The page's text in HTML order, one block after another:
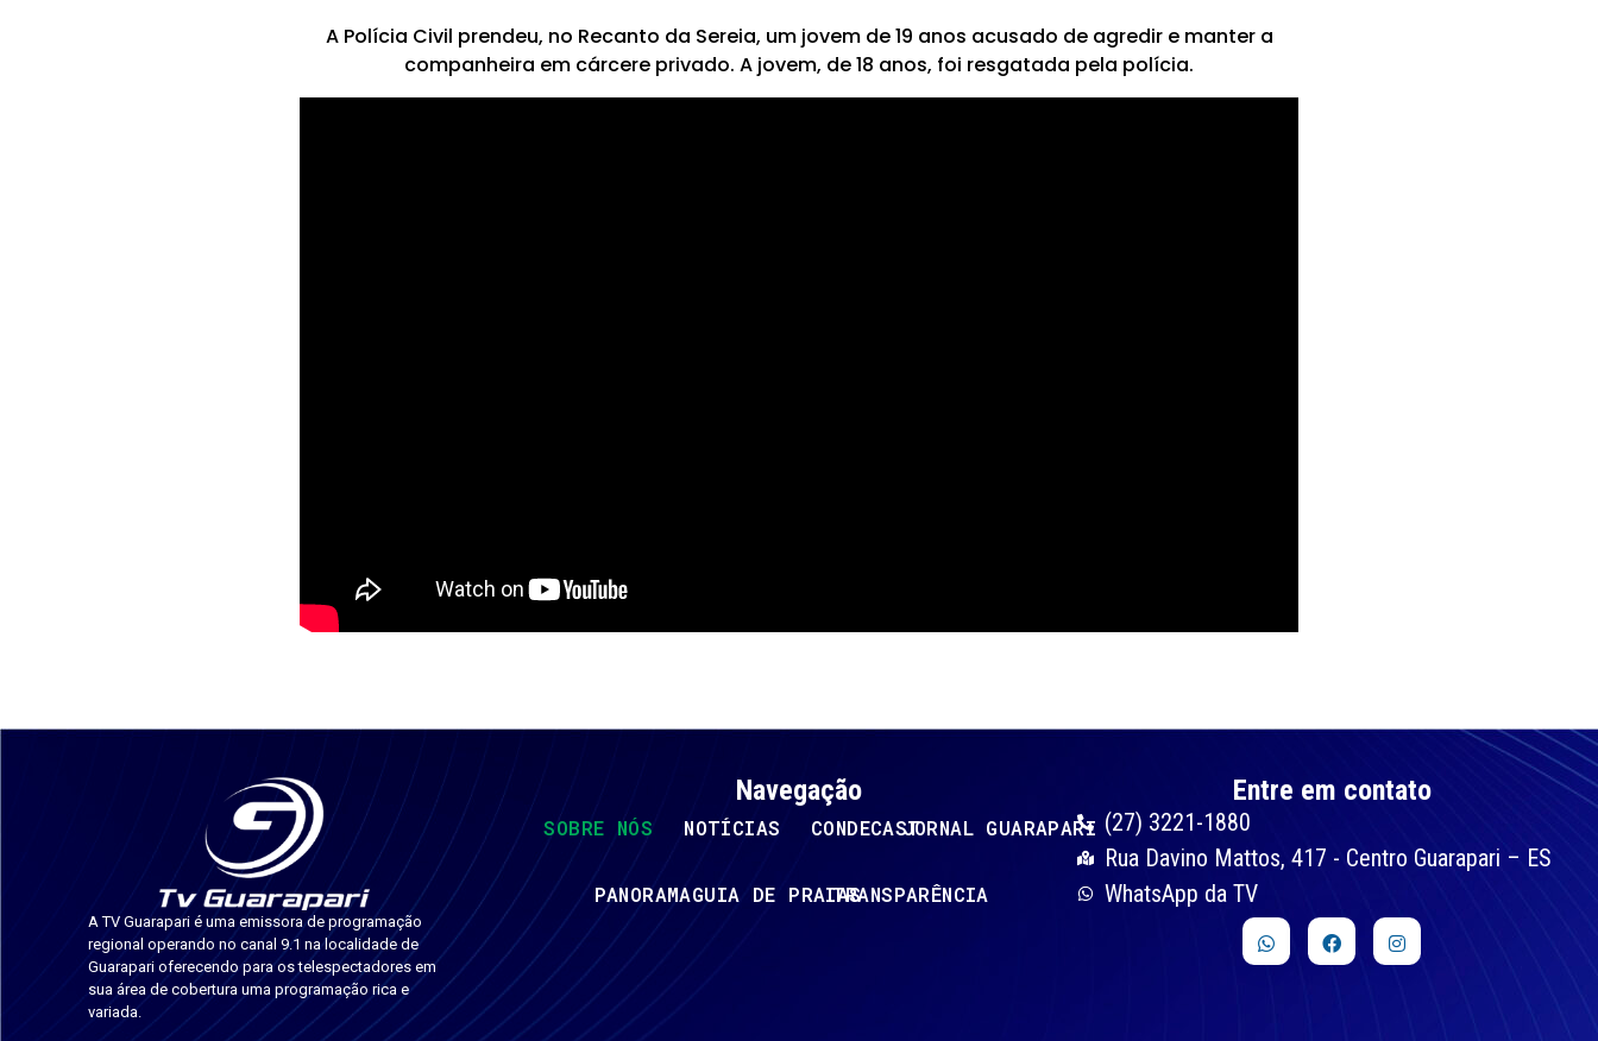
A Polícia Civil prendeu, no Recanto da Sereia, um jovem de 19 anos acusado de agredir e manter a
companheira em cárcere privado. A jovem, de 18 anos, foi resgatada pela polícia.
A TV Guarapari é uma emissora de programação
regional operando no canal 9.1 na localidade de
Guarapari oferecendo para os telespectadores em
sua área de cobertura uma programação rica e
variada.
Navegação
SOBRE NÓS NOTÍCIAS CONDECASTJORNAL GUARAPARI
PANORAMAGUIA DE PRAIASTRANSPARÊNCIA
Entre em contato
(27) 3221-1880
Rua Davino Mattos, 417 - Centro Guarapari – ES
WhatsApp da TV